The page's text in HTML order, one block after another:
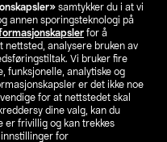
samtykker du i at vi
annen sporingsteknologi på
for å
nettsted, analysere bruken av
Vi bruker fire
funksjonelle, analytiske og
er det ikke noe
for at nettstedet skal
dine valg, kan du
er frivillig og kan trekkes
innstillinger for
butikk
FI